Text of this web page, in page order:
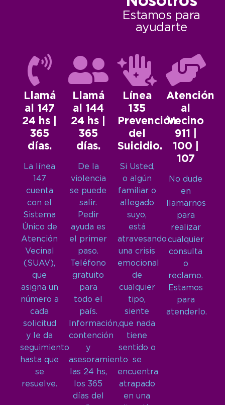
Estamos para
ayudarte
Llamá
al 147
24 hs |
365
días.
La línea
147
cuenta
con el
Sistema
Único de
Atención
Vecinal
(SUAV),
que
asigna un
número a
cada
solicitud
y le da
seguimiento
hasta que
se
resuelve.
Llamá
al 144
24 hs |
365
días.
De la
violencia
se puede
salir.
Pedir
ayuda es
el primer
paso.
Teléfono
gratuito
para
todo el
país.
Información,
contención
y
asesoramiento
las 24 hs,
los 365
días del
Línea
135
Prevención
del
Suicidio.
Si Usted,
o algún
familiar o
allegado
suyo,
está
atravesando
una crisis
emocional
de
cualquier
tipo,
siente
que nada
tiene
sentido o
se
encuentra
atrapado
en una
Atención
al
Vecino
911 |
100 |
107
No dude
en
llamarnos
para
realizar
cualquier
consulta
o
reclamo.
Estamos
para
atenderlo.